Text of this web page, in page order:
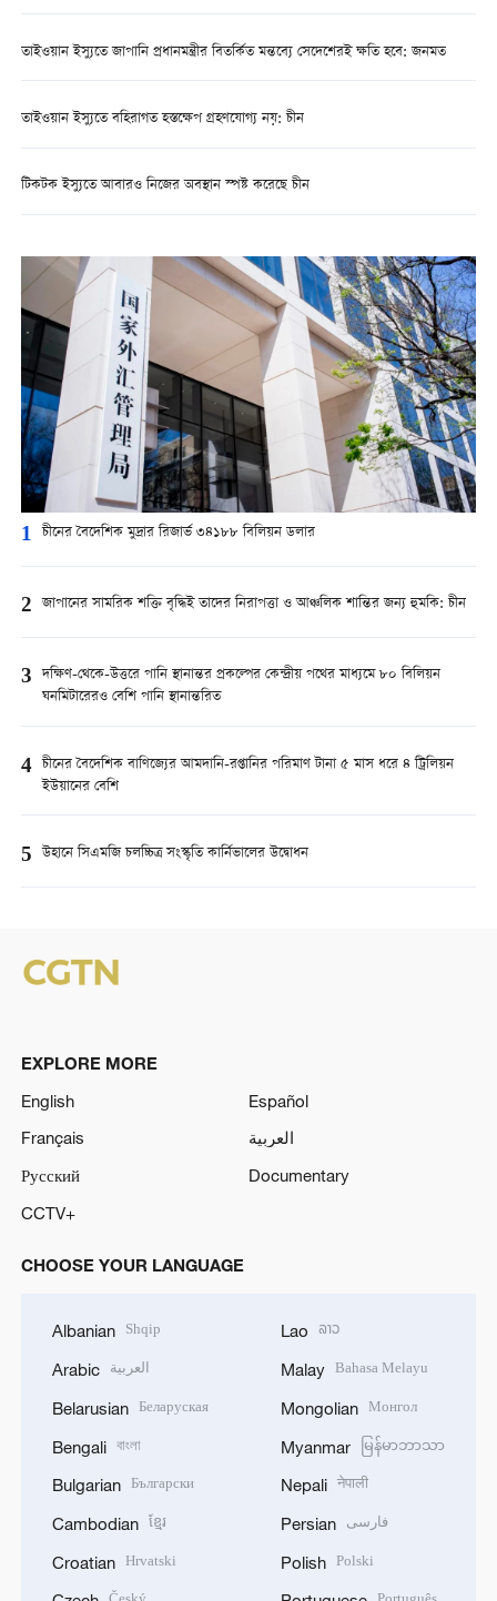
তাইওয়ান ইস্যুতে জাপানি প্রধানমন্ত্রীর বিতর্কিত মন্তব্যে সেদেশেরই ক্ষতি হবে: জনমত
তাইওয়ান ইস্যুতে বহিরাগত হস্তক্ষেপ গ্রহণযোগ্য নয়: চীন
টিকটক ইস্যুতে আবারও নিজের অবস্থান স্পষ্ট করেছে চীন
1 চীনের বৈদেশিক মুদ্রার রিজার্ভ ৩৪১৮৮ বিলিয়ন ডলার
2 জাপানের সামরিক শক্তি বৃদ্ধিই তাদের নিরাপত্তা ও আঞ্চলিক শান্তির জন্য হুমকি: চীন
3 দক্ষিণ-থেকে-উত্তরে পানি স্থানান্তর প্রকল্পের কেন্দ্রীয় পথের মাধ্যমে ৮০ বিলিয়ন
ঘনমিটারেরও বেশি পানি স্থানান্তরিত
4 চীনের বৈদেশিক বাণিজ্যের আমদানি-রপ্তানির পরিমাণ টানা ৫ মাস ধরে ৪ ট্রিলিয়ন
ইউয়ানের বেশি
5 উহানে সিএমজি চলচ্চিত্র সংস্কৃতি কার্নিভালের উদ্বোধন
EXPLORE MORE
English
Español
Français
العربية
Русский
Documentary
CCTV+
CHOOSE YOUR LANGUAGE
Albanian Shqip
Arabic العربية
Belarusian Беларуская
Bengali বাংলা
Bulgarian Български
Cambodian ខ្មែរ
Croatian Hrvatski
Lao ລາວ
Malay Bahasa Melayu
Mongolian Монгол
Myanmar မြန်မာဘာသာ
Nepali नेपाली
Persian فارسی
Polish Polski